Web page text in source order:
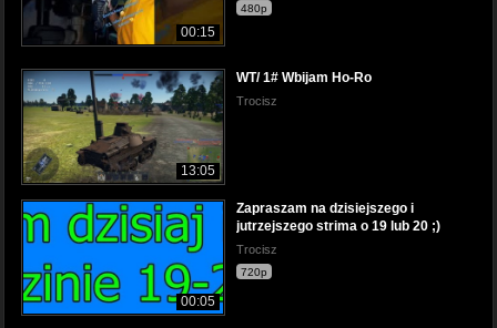
00:15
480p
13:05
WT/ 1# Wbijam Ho-Ro
Trocisz
00:05
Zapraszam na dzisiejszego i
jutrzejszego strima o 19 lub 20 ;)
Trocisz
720p